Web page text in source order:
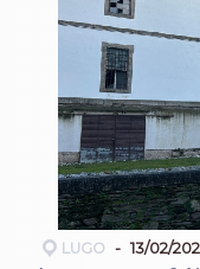
LUGO 13/02/